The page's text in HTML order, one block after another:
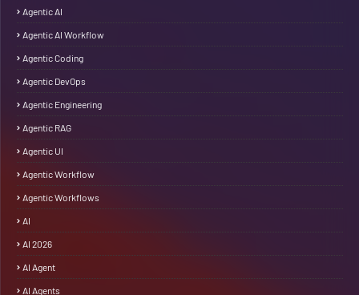
Agentic AI
Agentic AI Workflow
Agentic Coding
Agentic DevOps
Agentic Engineering
Agentic RAG
Agentic UI
Agentic Workflow
Agentic Workflows
AI
AI 2026
AI Agent
AI Agents